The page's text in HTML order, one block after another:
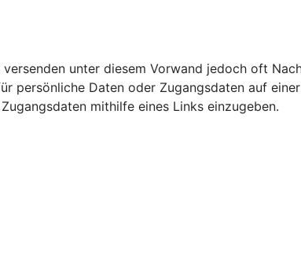
unter diesem Vorwand jedoch oft
persönliche Daten oder Zugangsdaten auf
mithilfe eines Links einzugeben.